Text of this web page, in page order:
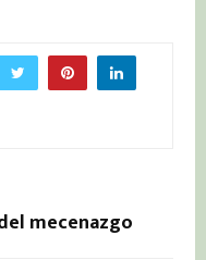
mecenazgo